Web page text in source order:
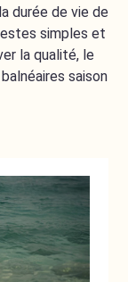
durée de vie de
simples et
la qualité, le
saison